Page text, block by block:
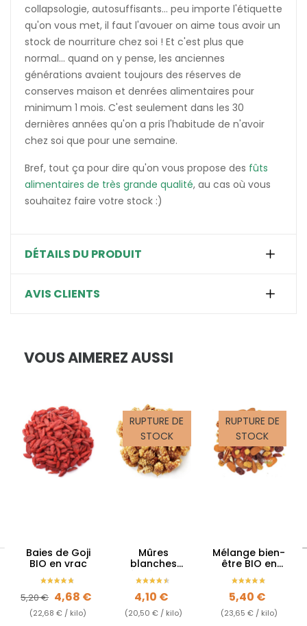
collapsologie, autosuffisants... peu importe l'étiquette
qu'on vous met, il faut l'avouer on aime tous avoir un
stock de nourriture chez soi ! Et c'est plus que
normal... quand on y pense, les anciennes
générations avaient toujours des réserves de
conserves maison et denrées alimentaires pour
minimum 1 mois. C'est seulement dans les 30
dernières années qu'on a pris l'habitude de n'avoir
chez soi que pour une semaine.
Bref, tout ça pour dire qu'on vous propose des fûts
alimentaires de très grande qualité, au cas où vous
souhaitez faire votre stock :)
DÉTAILS DU PRODUIT
AVIS CLIENTS
VOUS AIMEREZ AUSSI
Baies de Goji
BIO en vrac
Prix de base
5,20 € Prix
4,68 €
(22,68 € / kilo)
RUPTURE DE
STOCK
Mûres
blanches
séchées BIO
en vrac -
Mulberries
Prix
4,10 €
(20,50 € / kilo)
RUPTURE DE
STOCK
Mélange bien-
être BIO en
vrac
Prix
5,40 €
(23,65 € / kilo)